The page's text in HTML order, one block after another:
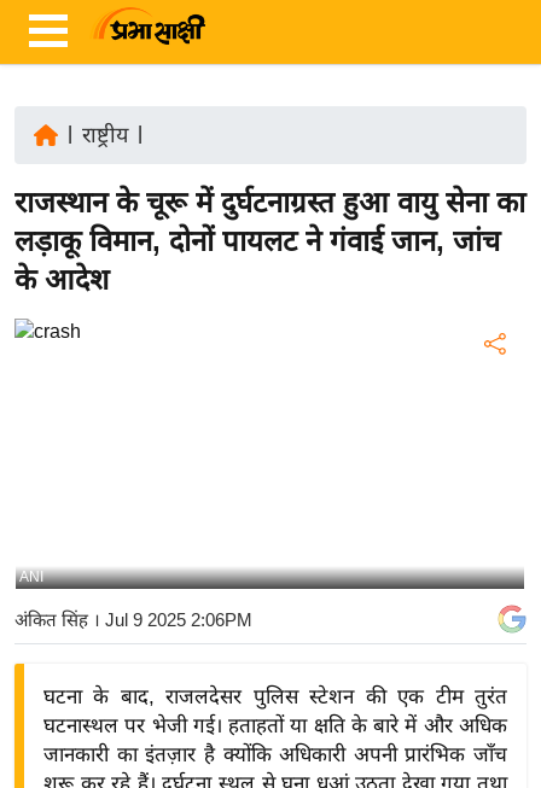
ज़ा
ख
ब
र
रा
य
बि
ज़
द्यो
राष्ट्रीय|
राजस्थान के चूरू में दुर्घटनाग्रस्त हुआ वायु सेना का
लड़ाकू विमान, दोनों पायलट ने गंवाई जान, जांच
के आदेश
ANI
अंकित सिंह। Jul 9 2025 2:06PM
घटना के बाद, राजलदेसर पुलिस स्टेशन की एक टीम तुरंत
घटनास्थल पर भेजी गई। हताहतों या क्षति के बारे में और अधिक
जानकारी का इंतज़ार है क्योंकि अधिकारी अपनी प्रारंभिक जाँच